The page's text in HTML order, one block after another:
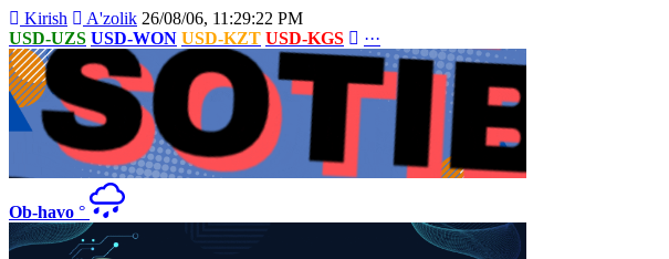
Kirish A'zolik 26/08/06, 11:29:22 PM
USD-UZS USD-WON USD-KZT USD-KGS ···
Ob-havo °